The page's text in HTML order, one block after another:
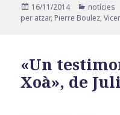
Publicat
el
16/11/2014 notícies
per atzar, Pierre Boulez,
«Un
Xoà», de